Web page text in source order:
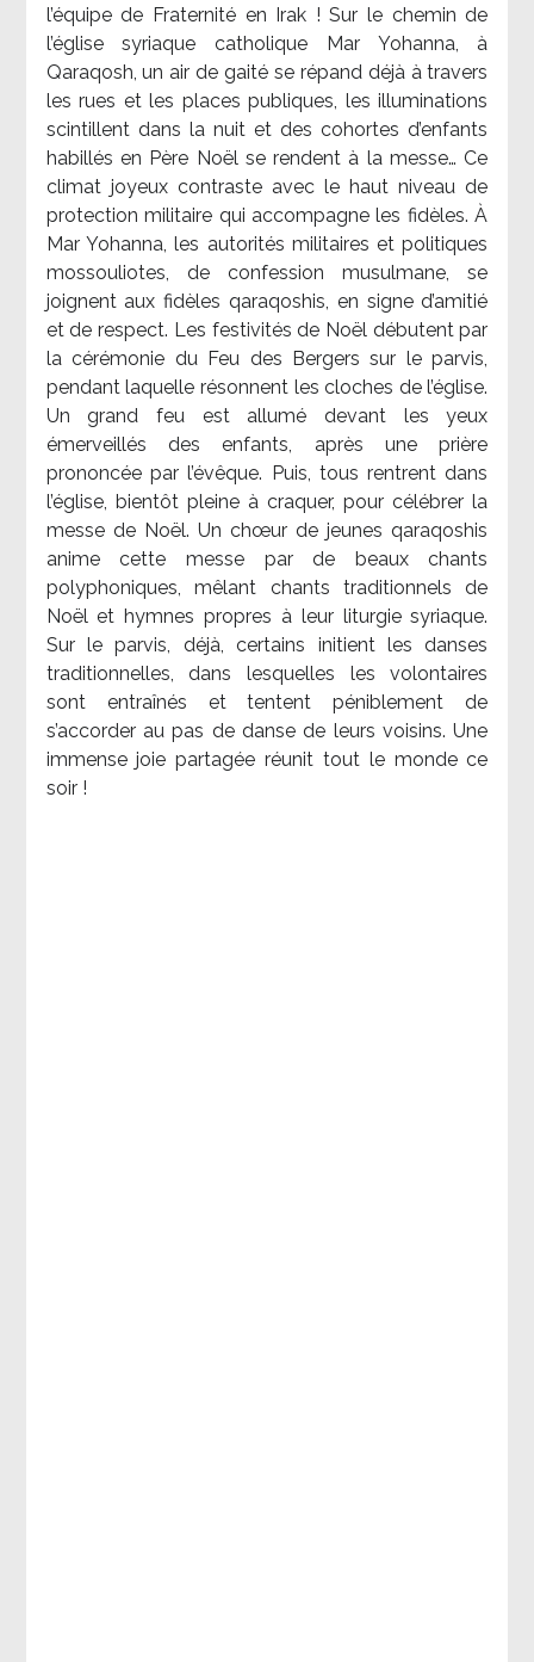
l’équipe de Fraternité en Irak ! Sur le chemin de
l’église syriaque catholique Mar Yohanna, à
Qaraqosh, un air de gaité se répand déjà à travers
les rues et les places publiques, les illuminations
scintillent dans la nuit et des cohortes d’enfants
habillés en Père Noël se rendent à la messe… Ce
climat joyeux contraste avec le haut niveau de
protection militaire qui accompagne les fidèles. À
Mar Yohanna, les autorités militaires et politiques
mossouliotes, de confession musulmane, se
joignent aux fidèles qaraqoshis, en signe d’amitié
et de respect. Les festivités de Noël débutent par
la cérémonie du Feu des Bergers sur le parvis,
pendant laquelle résonnent les cloches de l’église.
Un grand feu est allumé devant les yeux
émerveillés des enfants, après une prière
prononcée par l’évêque. Puis, tous rentrent dans
l’église, bientôt pleine à craquer, pour célébrer la
messe de Noël. Un chœur de jeunes qaraqoshis
anime cette messe par de beaux chants
polyphoniques, mêlant chants traditionnels de
Noël et hymnes propres à leur liturgie syriaque.
Sur le parvis, déjà, certains initient les danses
traditionnelles, dans lesquelles les volontaires
sont entraînés et tentent péniblement de
s’accorder au pas de danse de leurs voisins. Une
immense joie partagée réunit tout le monde ce
soir !